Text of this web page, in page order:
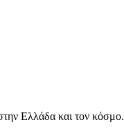
Ελλάδα και τον κόσμο.